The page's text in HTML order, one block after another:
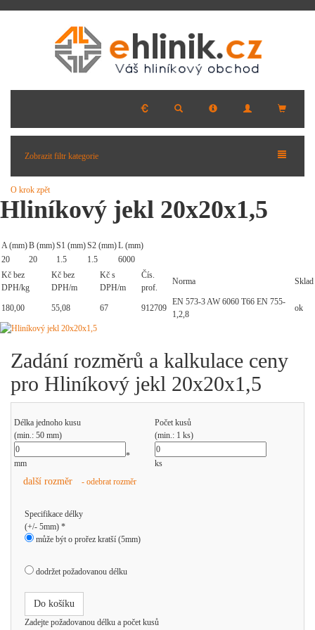
Zobrazit filtr kategorie
O krok zpět
Hliníkový jekl 20x20x1,5
A (mm)B (mm)S1 (mm)S2 (mm)L (mm)
20
20 1.5 1.5
6000
Kč bez
DPH/kg
Kč bez
DPH/m
Kč s
DPH/m
Čís.
prof.
Norma Sklad
180,00 55,08 67 912709
EN 573-3 AW 6060 T66 EN 755-
1,2,8
ok
Zadání rozměrů a kalkulace ceny
pro Hliníkový jekl 20x20x1,5
Délka jednoho kusu
(min.: 50 mm)
Počet kusů
(min.: 1 ks)
mm
*
ks
další rozměr - odebrat rozměr
Specifikace délky
(+/- 5mm) *
může být o prořez kratší (5mm)
dodržet požadovanou délku
Do košíku
Zadejte požadovanou délku a počet kusů